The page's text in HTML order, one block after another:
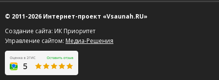
© 2011-2026 Интернет-проект «Vsaunah.RU»
Создание сайта: ИК Приоритет
Управление сайтом: Медиа-Решения